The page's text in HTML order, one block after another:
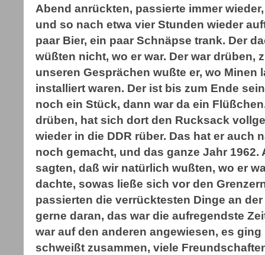
Abend anrückten, passierte immer
und so nach etwa vier Stunden wieder
paar Bier, ein paar Schnäpse trank. Der
wüßten nicht, wo er war. Der war drüben,
unseren Gesprächen wußte er, wo Minen
installiert waren. Der ist bis zum Ende
noch ein Stück, dann war da ein
drüben, hat sich dort den Rucksack
wieder in die DDR rüber. Das hat er auch
noch gemacht, und das ganze Jahr 1962.
sagten, daß wir natürlich wußten, wo er
dachte, sowas ließe sich vor den
passierten die verrücktesten Dinge an
gerne daran, das war die aufregendste
war auf den anderen angewiesen, es
schweißt zusammen, viele